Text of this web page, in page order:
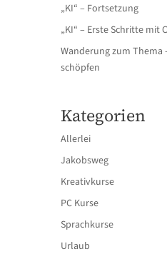
„KI“ – Fortsetzung
„KI“ – Erste Schritte mit
Wanderung zum Thema
schöpfen
Kategorien
Allerlei
Jakobsweg
Kreativkurse
PC Kurse
Sprachkurse
Urlaub